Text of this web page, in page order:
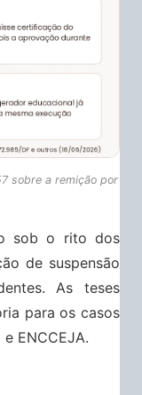
sobre a remição por
sob o rito dos
de suspensão
As teses
para os casos
ENCCEJA.